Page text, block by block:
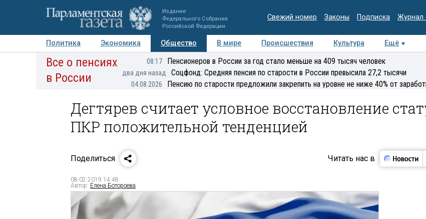
Издание
Федерального Собрания
Российской Федерации
Свежий номер Законы Подписка Журнал
Политика Экономика Общество В мире Происшествия Культура Ещё
Авторы Персоны Мнения Регионы Медиацентр Интервью Колумнисты
Все о пенсиях
в России
08:17 Пенсионеров в России за год стало меньше на 409 тысяч человек
два дня назад Соцфонд: Средняя пенсия по старости в России превысила 27,2 тысячи
04.08.2026 Пенсию по старости предложили закрепить на уровне не ниже 40% от
Дегтярев считает условное восстановление
ПКР положительной тенденцией
Поделиться Читать нас в
08.02.2019 14:48
Автор: Елена Ботороева